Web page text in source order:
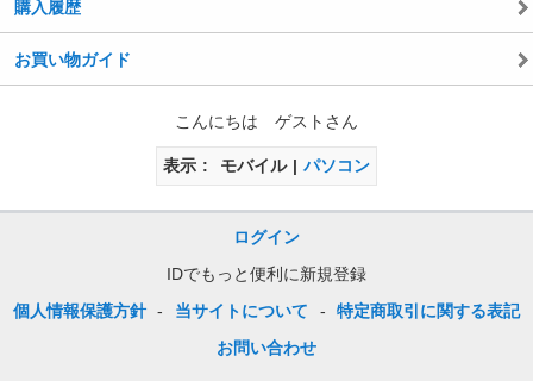
購入履歴
お買い物ガイド
こんにちは ゲストさん
表示 モバイル パソコン
ログイン
IDでもっと便利に新規登録
個人情報保護方針 - 当サイトについて -
特定商取引に関する表記
お問い合わせ